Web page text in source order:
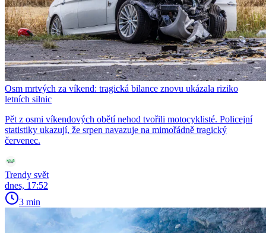
Osm mrtvých za víkend: tragická bilance znovu ukázala riziko
letních silnic
Pět z osmi víkendových obětí nehod tvořili motocyklisté. Policejní
statistiky ukazují, že srpen navazuje na mimořádně tragický
červenec.
Trendy svět
dnes, 17:52
3 min